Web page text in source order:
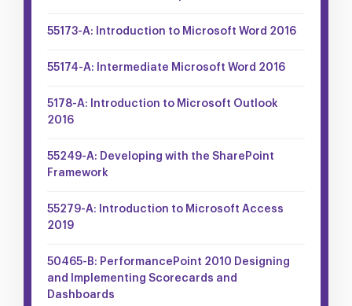
55173-A: Introduction to Microsoft Word 2016
55174-A: Intermediate Microsoft Word 2016
5178-A: Introduction to Microsoft Outlook
2016
55249-A: Developing with the SharePoint
Framework
55279-A: Introduction to Microsoft Access
2019
50465-B: PerformancePoint 2010 Designing
and Implementing Scorecards and
Dashboards